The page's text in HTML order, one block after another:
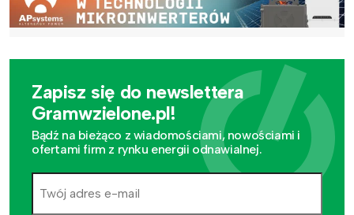
Zapisz się do newslettera
Gramwzielone.pl!
Bądź na bieżąco z wiadomościami, nowościami i
ofertami firm z rynku energii odnawialnej.